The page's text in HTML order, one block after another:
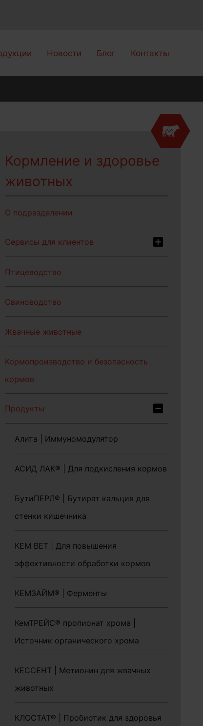
Новости Блог Контакты
Кормление и здоровье
животных
О подразделении
Сервисы для клиентов
Птицеводство
Свиноводство
Жвачные животные
Кормопроизводство и безопасность
кормов
Продукты
Алита | Иммуномодулятор
АСИД ЛАК® | Для подкисления кормов
БутиПЕРЛ® | Бутират кальция для
стенки кишечника
КЕМ ВЕТ | Для повышения
эффективности обработки кормов
КЕМЗАЙМ® | Ферменты
КемТРЕЙС® пропионат хрома |
Источник органического хрома
КЕССЕНТ | Метионин для жвачных
животных
КЛОСТАТ® | Пробиотик для здоровья